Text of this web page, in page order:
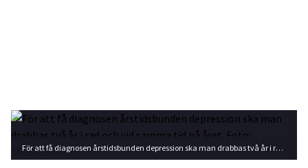
För att få diagnosen årstidsbunden depression ska man drabbas två år i rad och vid samma tid på året. Foto: Shutterstock